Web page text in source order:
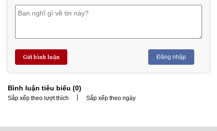
Gửi bình luận Đăng nhập
Bình luận tiêu biểu (0)
Sắp xếp theo lượt thích | Sắp xếp theo ngày